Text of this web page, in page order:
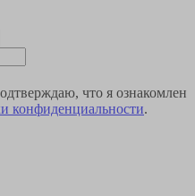
что я ознакомлен
конфиденциальности.